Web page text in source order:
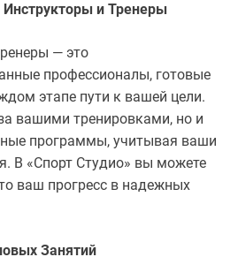
и Тренеры
— это
профессионалы, готовые
этапе пути к вашей цели.
вашими тренировками, но и
программы, учитывая ваши
В «Спорт Студио» вы можете
ваш прогресс в надежных
Занятий